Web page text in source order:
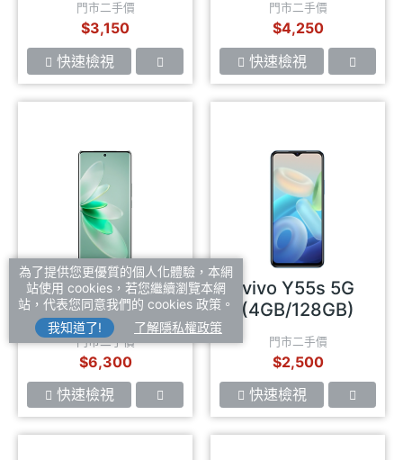
門市二手價
$3,150
快速檢視
門市二手價
$4,250
快速檢視
vivo V27 5G
(8GB/256GB)
門市二手價
$6,300
快速檢視
vivo Y55s 5G
(4GB/128GB)
門市二手價
$2,500
快速檢視
為了提供您更優質的個人化體驗，本網
站使用 cookies，若您繼續瀏覽本網
站，代表您同意我們的 cookies 政策。
我知道了!
了解隱私權政策